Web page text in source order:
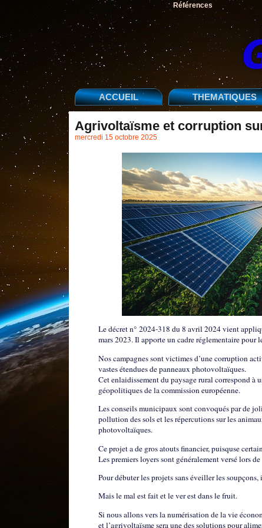
Références
ACCUEIL THEMATIQUES
Agrivoltaïsme et corruption
mercredi 15 octobre 2025
Le décret n° 2024-318 du 8 avril 2024 vient
mars 2023. Il apporte un cadre réglementaire
Nos campagnes sont victimes d’une corruption
vastes étendues de panneaux photovoltaïques.
Cet enlaidissement du paysage rural correspond à
géopolitiques de la commission européenne.
Les conseils municipaux sont convoqués par de
pollution des sols et les répercutions sur les
photovoltaïques.
Ce projet a de gros atouts financier, puisquse
Les premiers loyers sont généralement versé lors
Pour débuter les projets sans éveiller les
Mais le mal est fait et le ver est dans le fruit.
Si nous allons vers la numérisation de la vie
et l’agrivoltaïsme sera une des solutions pour